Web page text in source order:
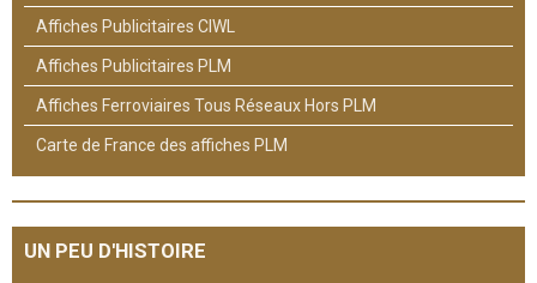
Affiches Publicitaires CIWL
Affiches Publicitaires PLM
Affiches Ferroviaires Tous Réseaux Hors PLM
Carte de France des affiches PLM
UN PEU D'HISTOIRE